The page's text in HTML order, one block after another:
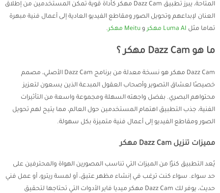
المتاحة، يبرز تطبيق Dazz Cam مهكر كأداة قوية تمكن المستخدمين من إطلاق
العنان لإبداعهم وتحويل الصور ومقاطع الفيديو العادية إلى أعمال فنية مبهرة
تماما مثل Luma AI مهكر و Meitu مهكر .
ما هو Dazz Cam مهكر ؟
Dazz Cam مهكر هو نسخة معدلة من برنامج Dazz Cam الأصلي، مصمم
خصيصًا لعشاق التصوير وأصحاب العقول المبدعة الذين يسعون لتعزيز
محتواهم البصري. بفضل واجهته السهلة ومجموعة واسعة من التأثيرات
الفنية، جذب التطبيق اهتمام المستخدمين حول العالم، مما يتيح لهم تحويل
الصور ومقاطع الفيديو إلى أعمال فنية متميزة بكل سهولة.
مميزات تنزيل Dazz Cam مهكر
يُعد التطبيق كنزًا من الميزات التي تناسب المصورين الهواة والمحترفين على
حد سواء. سواء كنت ترغب في إنشاء مظهر عتيق، أو لمسة ريترو، أو عمل فني
حديث، يوفر لك Dazz Cam مهكر ميديا فاير الأدوات التي تحتاجها لتحقيق